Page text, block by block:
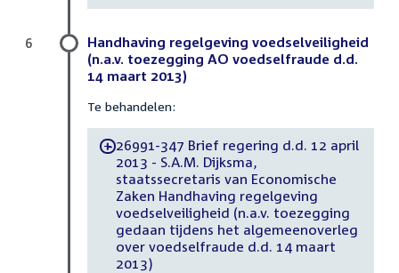
Handhaving regelgeving voedselveiligheid
(n.a.v. toezegging AO voedselfraude d.d.
14 maart 2013)
Te behandelen:
-26991-347 Brief regering d.d. 12 april
2013 - S.A.M. Dijksma,
staatssecretaris van Economische
Zaken Handhaving regelgeving
voedselveiligheid (n.a.v. toezegging
gedaan tijdens het algemeenoverleg
over voedselfraude d.d. 14 maart
2013)
6